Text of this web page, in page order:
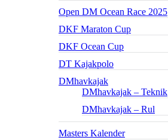
Open DM Ocean Race 2025
DKF Maraton Cup
DKF Ocean Cup
DT Kajakpolo
DMhavkajak
DMhavkajak – Teknik
DMhavkajak – Rul
Masters Kalender